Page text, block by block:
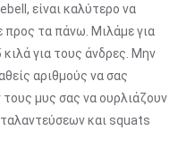
είναι καλύτερο να
προς τα πάνω. Μιλάμε για
κιλά για τους άνδρες. Μην
αριθμούς να σας
μυς σας να ουρλιάζουν
και squats